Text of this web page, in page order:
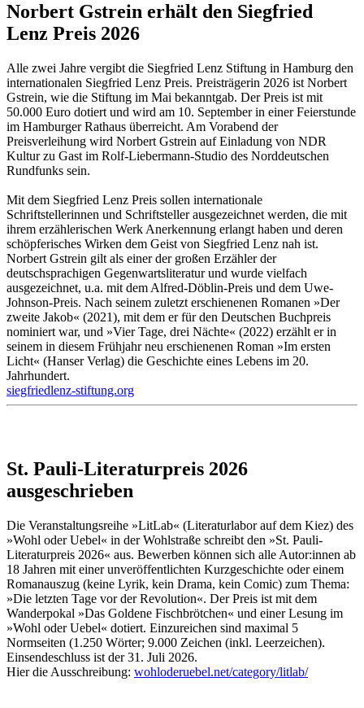
Norbert Gstrein erhält den Siegfried
Lenz Preis 2026
Alle zwei Jahre vergibt die Siegfried Lenz Stiftung in Hamburg den
internationalen Siegfried Lenz Preis. Preisträgerin 2026 ist Norbert
Gstrein, wie die Stiftung im Mai bekanntgab. Der Preis ist mit
50.000 Euro dotiert und wird am 10. September in einer Feierstunde
im Hamburger Rathaus überreicht. Am Vorabend der
Preisverleihung wird Norbert Gstrein auf Einladung von NDR
Kultur zu Gast im Rolf-Liebermann-Studio des Norddeutschen
Rundfunks sein.
Mit dem Siegfried Lenz Preis sollen internationale
Schriftstellerinnen und Schriftsteller ausgezeichnet werden, die mit
ihrem erzählerischen Werk Anerkennung erlangt haben und deren
schöpferisches Wirken dem Geist von Siegfried Lenz nah ist.
Norbert Gstrein gilt als einer der großen Erzähler der
deutschsprachigen Gegenwartsliteratur und wurde vielfach
ausgezeichnet, u.a. mit dem Alfred-Döblin-Preis und dem Uwe-
Johnson-Preis. Nach seinem zuletzt erschienenen Romanen »Der
zweite Jakob« (2021), mit dem er für den Deutschen Buchpreis
nominiert war, und »Vier Tage, drei Nächte« (2022) erzählt er in
seinem in diesem Frühjahr neu erschienenen Roman »Im ersten
Licht« (Hanser Verlag) die Geschichte eines Lebens im 20.
Jahrhundert.
siegfriedlenz-stiftung.org
St. Pauli-Literaturpreis 2026
ausgeschrieben
Die Veranstaltungsreihe »LitLab« (Literaturlabor auf dem Kiez) des
»Wohl oder Uebel« in der Wohlstraße schreibt den »St. Pauli-
Literaturpreis 2026« aus. Bewerben können sich alle Autor:innen ab
18 Jahren mit einer unveröffentlichten Kurzgeschichte oder einem
Romanauszug (keine Lyrik, kein Drama, kein Comic) zum Thema:
»Die letzten Tage vor der Revolution«. Der Preis ist mit dem
Wanderpokal »Das Goldene Fischbrötchen« und einer Lesung im
»Wohl oder Uebel« dotiert. Einzureichen sind maximal 5
Normseiten (1.250 Wörter; 9.000 Zeichen (inkl. Leerzeichen).
Einsendeschluss ist der 31. Juli 2026.
Hier die Ausschreibung: wohloderuebel.net/category/litlab/